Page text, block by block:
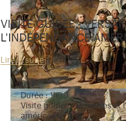
VISITE GUIDÉE -
L'INDÉPENDANCE
Lire la suite
10 €
Durée : 1h30
Visite guidée - Versailles et
américaine